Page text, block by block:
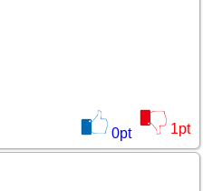
0pt 1pt